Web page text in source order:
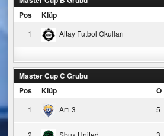
Pos
Klüp
1 Altay Futbol Okulları
Master Cup C Grubu
Pos
Klüp O
1 Artı 3 5